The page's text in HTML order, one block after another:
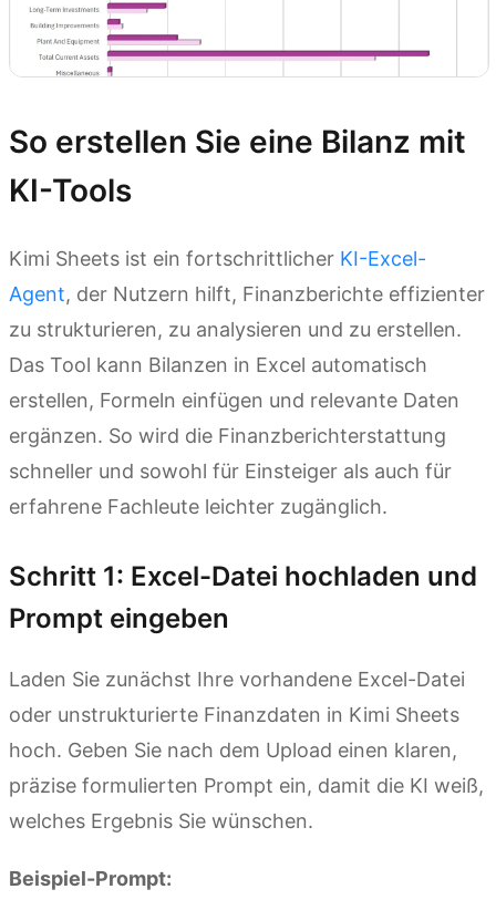
So erstellen Sie eine Bilanz mit
KI-Tools
Kimi Sheets ist ein fortschrittlicher KI-Excel-
Agent, der Nutzern hilft, Finanzberichte effizienter
zu strukturieren, zu analysieren und zu erstellen.
Das Tool kann Bilanzen in Excel automatisch
erstellen, Formeln einfügen und relevante Daten
ergänzen. So wird die Finanzberichterstattung
schneller und sowohl für Einsteiger als auch für
erfahrene Fachleute leichter zugänglich.
Schritt 1: Excel-Datei hochladen und
Prompt eingeben
Laden Sie zunächst Ihre vorhandene Excel-Datei
oder unstrukturierte Finanzdaten in Kimi Sheets
hoch. Geben Sie nach dem Upload einen klaren,
präzise formulierten Prompt ein, damit die KI weiß,
welches Ergebnis Sie wünschen.
Beispiel-Prompt: